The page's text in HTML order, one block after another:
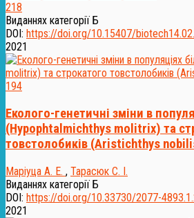
218
Виданнях категорії Б
DOI: https://doi.org/10.15407/
2021
194
Еколого-генетичні зміни в
(Hypophtalmichthys molitrix) та
товстолобиків (Aristichthys
Маріуца А. Е. , Тарасюк С. І.
Виданнях категорії Б
DOI: https://doi.org/10.33730/2077-
2021